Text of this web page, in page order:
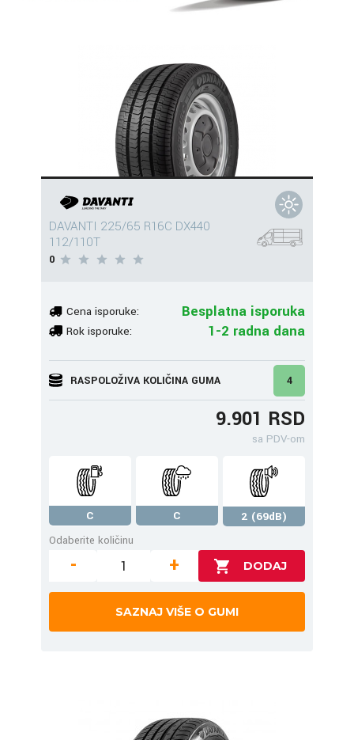
DAVANTI 225/65 R16C DX440
112/110T
0
Cena isporuke: Besplatna isporuka
Rok isporuke: 1-2 radna dana
RASPOLOŽIVA KOLIČINA GUMA 4
9.901 RSD
sa PDV-om
C C
2 (69dB)
Odaberite količinu
- +
SAZNAJ VIŠE O GUMI